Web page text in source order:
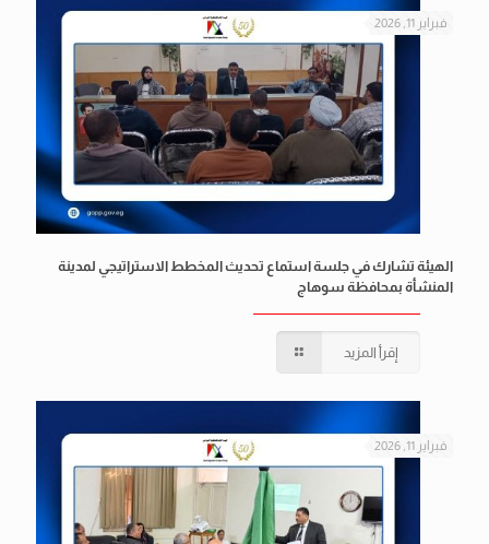
فبراير 11, 2026
الهيئة تشارك في جلسة استماع تحديث المخطط الاستراتيجي لمدينة
المنشأة بمحافظة سوهاج
إقرأ المزيد
فبراير 11, 2026